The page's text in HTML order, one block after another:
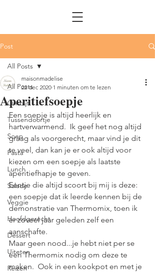
Post
All Posts
Ontbijt
Tussendoortje
Soep
Pasta
Lunch
Salade
Veggie
Hoofdgerecht
Dessert
Uiteten
Reizen
All Posts
Aperitiefsoepje
maisonmadelise
22 dec 2020 1 minuten om te lezen
Een soepje is altijd heerlijk en
hartverwarmend.  Ik geef het nog altijd
graag als voorgerecht, maar vind je dit
te veel, dan kan je er ook altijd voor
kiezen om een soepje als laatste
aperitiefhapje te geven.
Eentje die altijd scoort bij mij is deze:
een soepje dat ik leerde kennen bij de
demonstratie van Thermomix, toen ik
er zoveel jaar geleden zelf een
aanschafte.
Maar geen nood...je hebt niet per se
een Thermomix nodig om deze te
maken.  Ook in een kookpot en met je